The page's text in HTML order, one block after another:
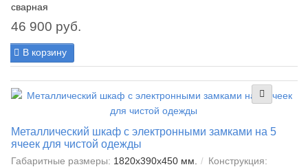
сварная
46 900 руб.
В корзину
Металлический шкаф с электронными замками на 5
ячеек для чистой одежды
Габаритные размеры: 1820x390x450 мм.
Конструкция: